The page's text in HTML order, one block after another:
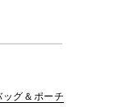
ッグ＆ポーチ